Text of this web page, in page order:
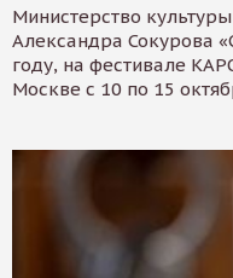
Министерство
Александра Сокурова
году, на фестивале
Москве с 10 по 15